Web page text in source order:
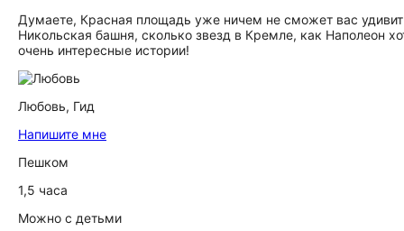
Думаете, Красная площадь уже ничем не сможет вас
Никольская башня, сколько звезд в Кремле, как Наполеон
очень интересные истории!
Любовь, Гид
Напишите мне
Пешком
1,5 часа
Можно с детьми